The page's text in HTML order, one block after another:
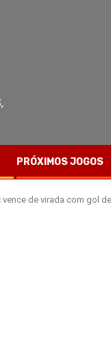
PRÓXIMOS JOGOS
vence de virada com gol